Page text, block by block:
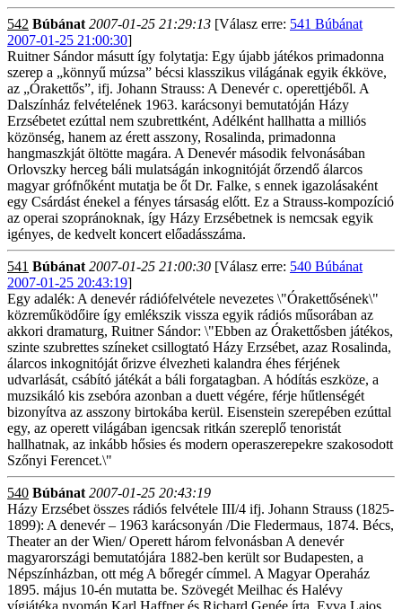
542 Búbánat 2007-01-25 21:29:13 [Válasz erre: 541 Búbánat
2007-01-25 21:00:30]
Ruitner Sándor másutt így folytatja: Egy újabb játékos primadonna
szerep a „könnyű múzsa” bécsi klasszikus világának egyik ékköve,
az „Órakettős”, ifj. Johann Strauss: A Denevér c. operettjéből. A
Dalszínház felvételének 1963. karácsonyi bemutatóján Házy
Erzsébetet ezúttal nem szubrettként, Adélként hallhatta a milliós
közönség, hanem az érett asszony, Rosalinda, primadonna
hangmaszkját öltötte magára. A Denevér második felvonásában
Orlovszky herceg báli mulatságán inkognitóját őrzendő álarcos
magyar grófnőként mutatja be őt Dr. Falke, s ennek igazolásaként
egy Csárdást énekel a fényes társaság előtt. Ez a Strauss-kompozíció
az operai szopránoknak, így Házy Erzsébetnek is nemcsak egyik
igényes, de kedvelt koncert előadásszáma.
541 Búbánat 2007-01-25 21:00:30 [Válasz erre: 540 Búbánat
2007-01-25 20:43:19]
Egy adalék: A denevér rádiófelvétele nevezetes \"Órakettősének\"
közreműködőire így emlékszik vissza egyik rádiós műsorában az
akkori dramaturg, Ruitner Sándor: \"Ebben az Órakettősben játékos,
szinte szubrettes színeket csillogtató Házy Erzsébet, azaz Rosalinda,
álarcos inkognitóját őrizve élvezheti kalandra éhes férjének
udvarlását, csábító játékát a báli forgatagban. A hódítás eszköze, a
muzsikáló kis zsebóra azonban a duett végére, férje hűtlenségét
bizonyítva az asszony birtokába kerül. Eisenstein szerepében ezúttal
egy, az operett világában igencsak ritkán szereplő tenoristát
hallhatnak, az inkább hősies és modern operaszerepekre szakosodott
Szőnyi Ferencet.\"
540 Búbánat 2007-01-25 20:43:19
Házy Erzsébet összes rádiós felvétele III/4 ifj. Johann Strauss (1825-
1899): A denevér – 1963 karácsonyán /Die Fledermaus, 1874. Bécs,
Theater an der Wien/ Operett három felvonásban A denevér
magyarországi bemutatójára 1882-ben került sor Budapesten, a
Népszínházban, ott még A bőregér címmel. A Magyar Operaház
1895. május 10-én mutatta be. Szövegét Meilhac és Halévy
vígjátéka nyomán Karl Haffner és Richard Genée írta. Evva Lajos